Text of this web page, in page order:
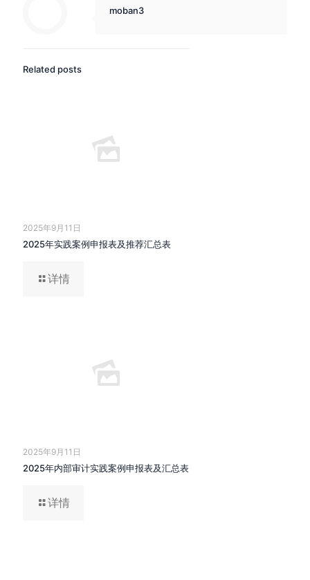
moban3
Related posts
2025年9月11日
2025年实践案例申报表及推荐汇总表
详情
2025年9月11日
2025年内部审计实践案例申报表及汇总表
详情